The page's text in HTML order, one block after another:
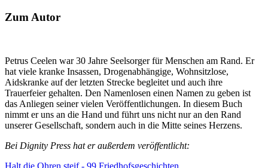
Zum Autor
Petrus Ceelen war 30 Jahre Seelsorger für Menschen am Rand. Er
hat viele kranke Insassen, Drogenabhängige, Wohnsitzlose,
Aidskranke auf der letzten Strecke begleitet und auch ihre
Trauerfeier gehalten. Den Namenlosen einen Namen zu geben ist
das Anliegen seiner vielen Veröffentlichungen. In diesem Buch
nimmt er uns an die Hand und führt uns nicht nur an den Rand
unserer Gesellschaft, sondern auch in die Mitte seines Herzens.
Bei Dignity Press hat er außerdem veröffentlicht:
Halt die Ohren steif - 99 Friedhofsgeschichten